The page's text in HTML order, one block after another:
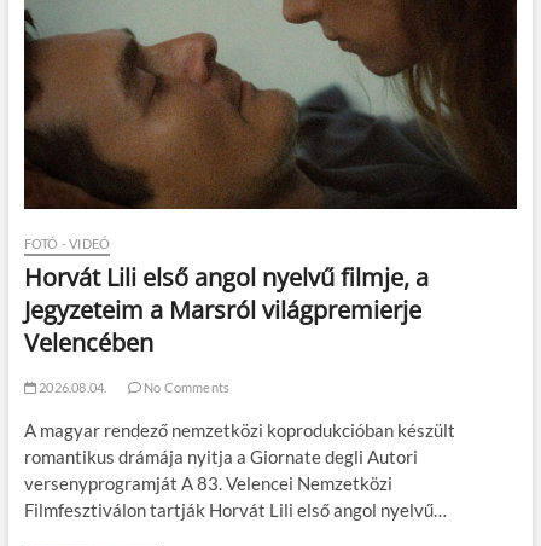
FOTÓ - VIDEÓ
Horvát Lili első angol nyelvű filmje, a
Jegyzeteim a Marsról világpremierje
Velencében
2026.08.04. No Comments
A magyar rendező nemzetközi koprodukcióban készült
romantikus drámája nyitja a Giornate degli Autori
versenyprogramját A 83. Velencei Nemzetközi
Filmfesztiválon tartják Horvát Lili első angol nyelvű…